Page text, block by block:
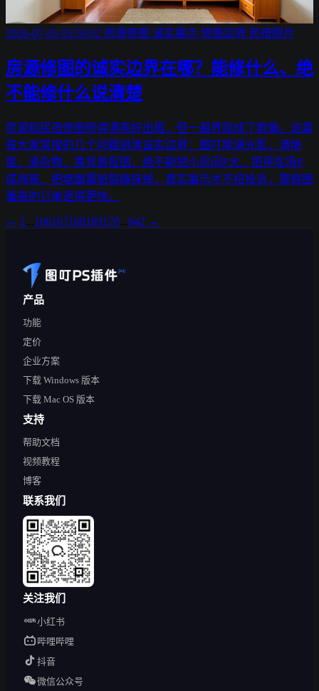
2026-07-05 05:50:02 房源修图 诚实展示 修图边界 民宿照片
房源修图的诚实边界在哪？能修什么、绝
不能修什么说清楚
房源和民宿修图修得漂亮好出租，但一越界就成了欺骗。这篇
按大家常搜的几个问题讲清诚实边界：图叮能调光影、清晰
度、清杂物、换背景抠图，绝不能把小房间P大、把停车场P
成海景、把墙面霉斑裂缝抹掉，真实展示才不招投诉，靠假图
骗来的订单退得更快。
← 1 166167168169170 642 →
产品
功能
定价
企业方案
下载 Windows 版本
下载 Mac OS 版本
支持
帮助文档
视频教程
博客
联系我们
关注我们
小红书
哔哩哔哩
抖音
微信公众号